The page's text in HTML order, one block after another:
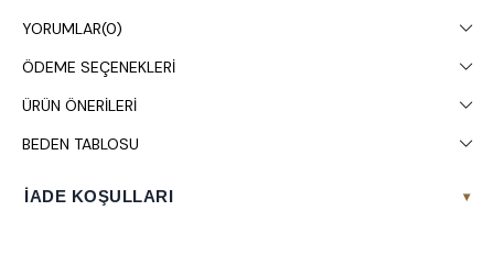
YORUMLAR(0)
ÖDEME SEÇENEKLERI
ÜRÜN ÖNERILERI
BEDEN TABLOSU
İADE KOŞULLARI ▾